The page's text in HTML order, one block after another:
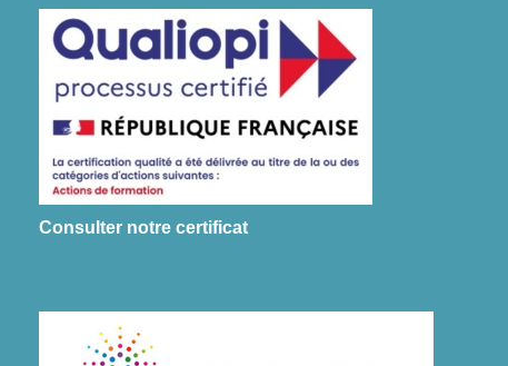
Consulter notre certificat